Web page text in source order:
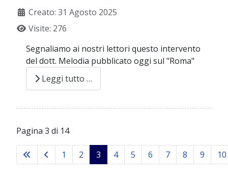
Creato: 31 Agosto 2025
Visite: 276
Segnaliamo ai nostri lettori questo intervento
del dott. Melodia pubblicato oggi sul "Roma"
Leggi tutto …
Pagina 3 di 14
1 2 3 4 5 6 7 8 9 10